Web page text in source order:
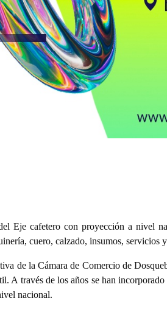
Eje cafetero con proyección a nivel
cuero, calzado, insumos,
de la Cámara de Comercio de
A través de los años se han
nacional.